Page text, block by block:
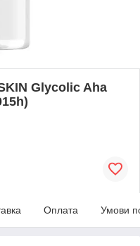
Glycolic Aha
Оплата Умови